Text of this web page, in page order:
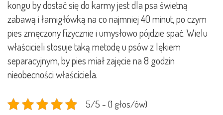
kongu by dostać się do karmy jest dla psa świetną
zabawą i łamigłówką na co najmniej 40 minut, po czym
pies zmęczony fizycznie i umysłowo pójdzie spać. Wielu
właścicieli stosuje taką metodę u psów z lękiem
separacyjnym, by pies miał zajęcie na 8 godzin
nieobecności właściciela.
5/5 - (1 głos/ów)